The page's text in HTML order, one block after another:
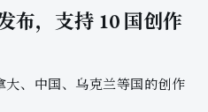
布，支持 10 国创作
大、中国、乌克兰等国的创作